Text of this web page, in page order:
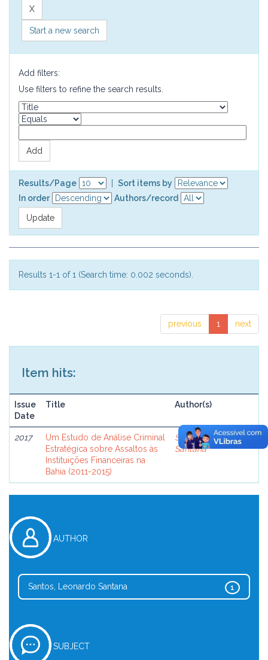
Start a new search
Add filters:
Use filters to refine the search results.
Results/Page
Sort items by
In order
Authors/record
Results 1-1 of 1 (Search time: 0.002 seconds).
previous 1 next
Item hits:
Issue
Date
Title Author(s)
2017
Um Estudo de Análise Criminal
Estratégica sobre Assaltos às
Instituições Financeiras na
Bahia (2011-2015)
Santos, Leonardo
Santana
AUTHOR
1
Santos, Leonardo Santana
SUBJECT